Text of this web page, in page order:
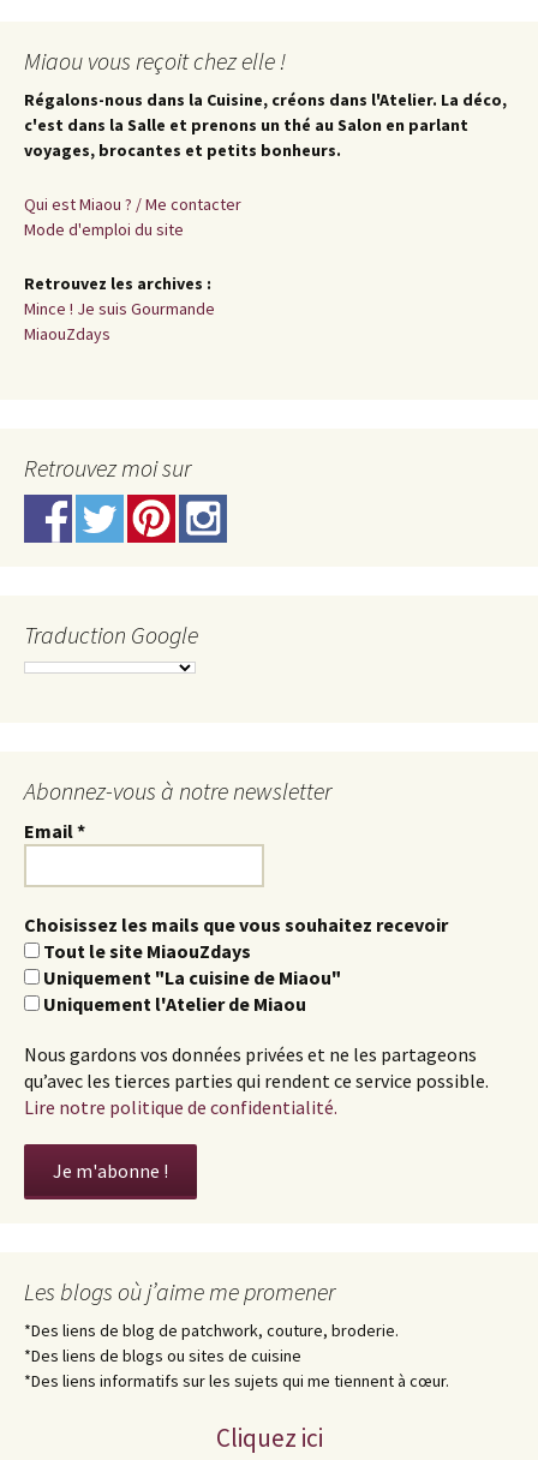
Miaou vous reçoit chez elle !
Régalons-nous dans la Cuisine, créons dans l'Atelier. La déco,
c'est dans la Salle et prenons un thé au Salon en parlant
voyages, brocantes et petits bonheurs.
Qui est Miaou ? / Me contacter
Mode d'emploi du site
Retrouvez les archives :
Mince ! Je suis Gourmande
MiaouZdays
Retrouvez moi sur
Traduction Google
Abonnez-vous à notre newsletter
Email*
Choisissez les mails que vous souhaitez recevoir
Tout le site MiaouZdays
Uniquement "La cuisine de Miaou"
Uniquement l'Atelier de Miaou
Nous gardons vos données privées et ne les partageons
qu’avec les tierces parties qui rendent ce service possible.
Lire notre politique de confidentialité.
Les blogs où j’aime me promener
*Des liens de blog de patchwork, couture, broderie.
*Des liens de blogs ou sites de cuisine
*Des liens informatifs sur les sujets qui me tiennent à cœur.
Cliquez ici